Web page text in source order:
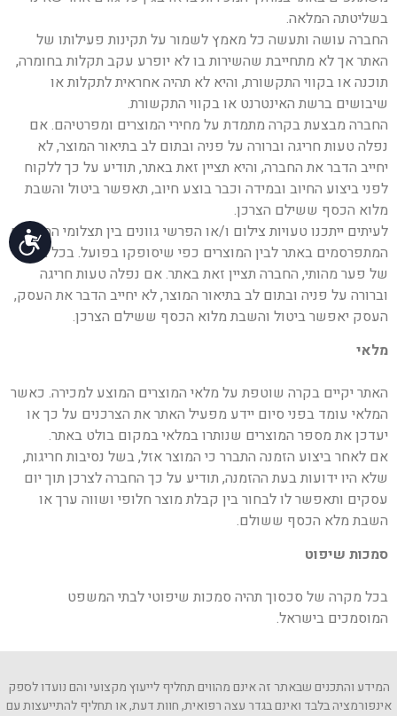
בשליטתה המלאה.
החברה עושה ותעשה כל מאמץ לשמור על תקינות פעילותו של
האתר אך לא מתחייבת שהשירות בו לא יופרע עקב תקלות בחומרה,
תוכנה או בקווי התקשורת, והיא לא תהיה אחראית לתקלות או
שיבושים ברשת האינטרנט או בקווי התקשורת.
החברה מבצעת בקרה מתמדת על מחירי המוצרים ומפרטיהם. אם
נפלה טעות חריגה וברורה על פניה ובתום לב בתיאור המוצר, לא
יחייב הדבר את החברה, והיא תציין זאת באתר, תודיע על כך ללקוח
לפני ביצוע החיוב ובמידה וכבר בוצע חיוב, תאפשר ביטול והשבת
מלוא הכסף ששילם הצרכן.
לעיתים ייתכנו טעויות צילום ו/או הפרשי גוונים בין תצלומי המוצרים
המתפרסמים באתר לבין המוצרים כפי שיסופקו בפועל. בכל מקרה
של פער מהותי, החברה תציין זאת באתר. אם נפלה טעות חריגה
וברורה על פניה ובתום לב בתיאור המוצר, לא יחייב הדבר את העסק,
העסק יאפשר ביטול והשבת מלוא הכסף ששילם הצרכן.
מלאי
האתר יקיים בקרה שוטפת על מלאי המוצרים המוצע למכירה. כאשר
המלאי עומד בפני סיום יידע מפעיל האתר את הצרכנים על כך או
יעדכן את מספר המוצרים שנותרו במלאי במקום בולט באתר.
אם לאחר ביצוע הזמנה התברר כי המוצר אזל, בשל נסיבות חריגות,
שלא היו ידועות בעת ההזמנה, תודיע על כך החברה לצרכן תוך יום
עסקים ותאפשר לו לבחור בין קבלת מוצר חלופי ושווה ערך או
השבת מלא הכסף ששולם.
סמכות שיפוט
בכל מקרה של סכסוך תהיה סמכות שיפוטי לבתי המשפט
המוסמכים בישראל.
המידע והתכנים שבאתר זה אינם מהווים תחליף לייעוץ מקצועי והם נועדו לספק
אינפורמציה בלבד ואינם בגדר עצה רפואית, חוות דעת, או תחליף להתייעצות עם